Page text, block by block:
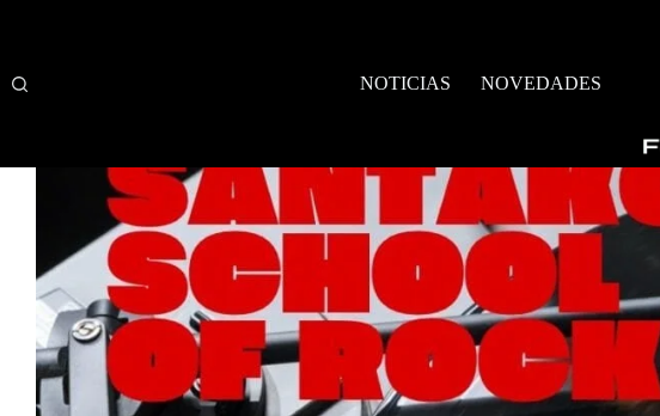
NOTICIAS
NOVEDADES